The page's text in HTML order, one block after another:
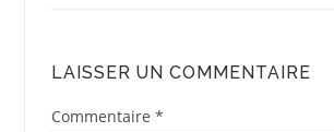
LAISSER UN COMMENTAIRE
Commentaire *